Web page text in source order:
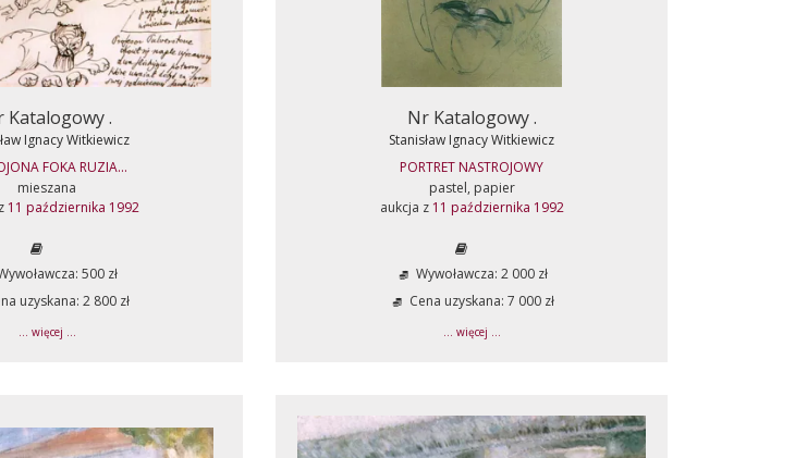
Katalogowy .
Ignacy Witkiewicz
FOKA RUZIA...
mieszana
11 października 1992
500 zł
uzyskana: 2 800 zł
... więcej ...
Nr Katalogowy .
Stanisław Ignacy Witkiewicz
PORTRET NASTROJOWY
pastel, papier
aukcja z 11 października 1992
Wywoławcza: 2 000 zł
Cena uzyskana: 7 000 zł
... więcej ...